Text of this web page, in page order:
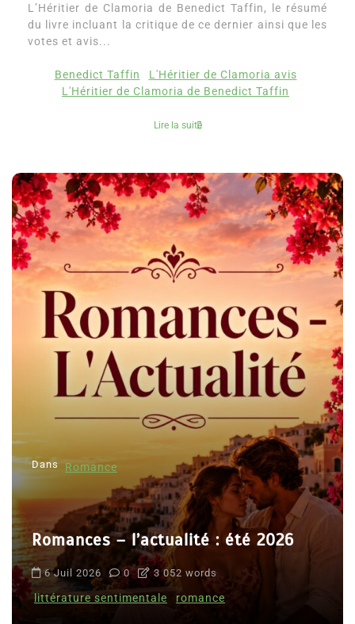
L’Héritier de Clamoria de Benedict Taffin, le résumé
du livre incluant la critique de ce dernier ainsi que les
votes et avis...
Benedict Taffin
L'Héritier de Clamoria avis
L'Héritier de Clamoria de Benedict Taffin
Lire la suite
Dans Romance
Romances – l’actualité : été 2026
6 Juil 2026 0 3 052 words
littérature sentimentale romance